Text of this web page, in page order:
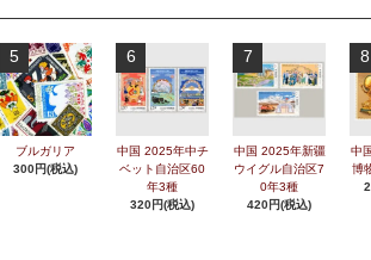
5
ブルガリア
300円(税込)
6
中国 2025年中チ
ベット自治区60
年3種
320円(税込)
7
中国 2025年新疆
ウイグル自治区7
0年3種
420円(税込)
8
中
博